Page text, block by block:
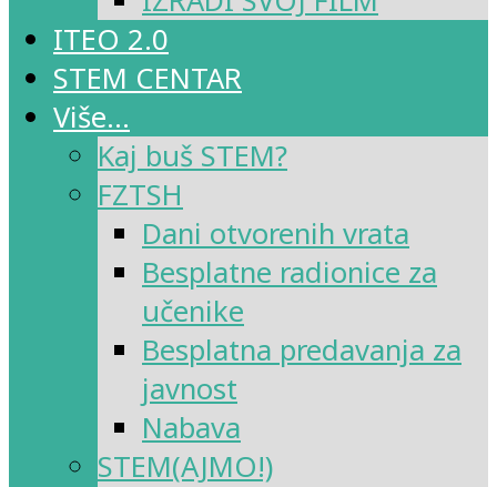
ITEO 2.0
STEM CENTAR
Više…
Kaj buš STEM?
FZTSH
Dani otvorenih vrata
Besplatne radionice za
učenike
Besplatna predavanja za
javnost
Nabava
STEM(AJMO!)